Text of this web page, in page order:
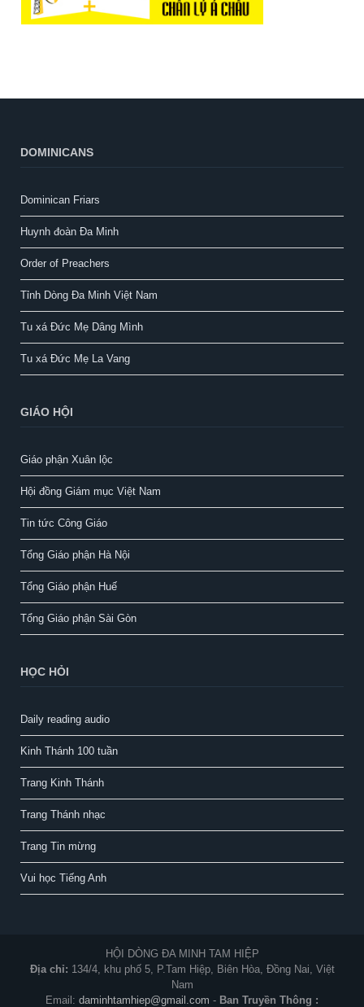
DOMINICANS
Dominican Friars
Huynh đoàn Đa Minh
Order of Preachers
Tỉnh Dòng Đa Minh Việt Nam
Tu xá Đức Mẹ Dâng Mình
Tu xá Đức Mẹ La Vang
GIÁO HỘI
Giáo phận Xuân lộc
Hội đồng Giám mục Việt Nam
Tin tức Công Giáo
Tổng Giáo phận Hà Nội
Tổng Giáo phận Huế
Tổng Giáo phận Sài Gòn
HỌC HỎI
Daily reading audio
Kinh Thánh 100 tuần
Trang Kinh Thánh
Trang Thánh nhạc
Trang Tin mừng
Vui học Tiếng Anh
HỘI DÒNG ĐA MINH TAM HIỆP
Địa chỉ: 134/4, khu phố 5, P.Tam Hiệp, Biên Hòa, Đồng Nai, Việt
Nam
Email: daminhtamhiep@gmail.com - Ban Truyền Thông :